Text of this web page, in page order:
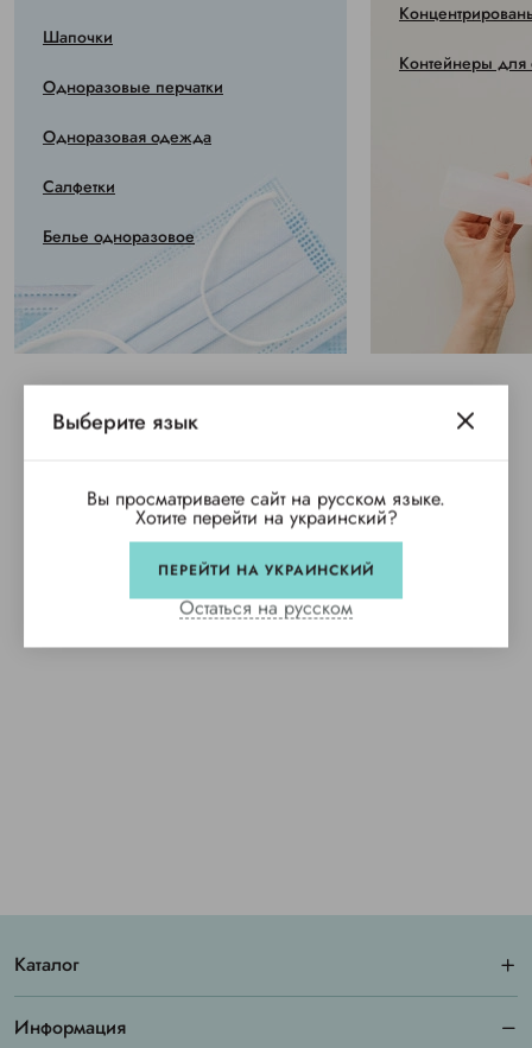
Шапочки
Одноразовые перчатки
Одноразовая одежда
Салфетки
Белье одноразовое
Контейнеры для
Выберите язык
Вы просматриваете сайт на русском языке.
Хотите перейти на украинский?
ПЕРЕЙТИ НА УКРАИНСКИЙ
Остаться на русском
Каталог
Информация